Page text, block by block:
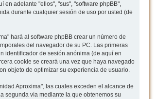
en adelante "ellos", "sus", "software phpBB",
durante cualquier sesión de uso por usted (de
hará al software phpBB crear un número de
del navegador de su PC. Las primeras
identificador de sesión anónima (de aquí en
cookie se creará una vez que haya navegado
objeto de optimizar su experiencia de usuario.
Aproxima", las cuales exceden el alcance de
segunda vía mediante la que obtenemos su